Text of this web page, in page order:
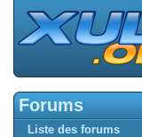
Forums
Liste des forums